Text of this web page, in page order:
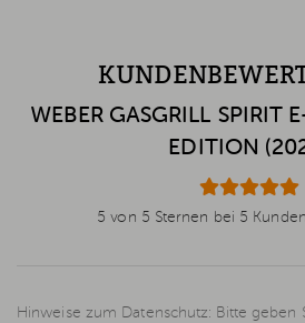
WEBER GASGRILL SPIRIT
EDITION
5 von 5 Sternen bei 5
Hinweise zum Datenschutz: Bitte geben